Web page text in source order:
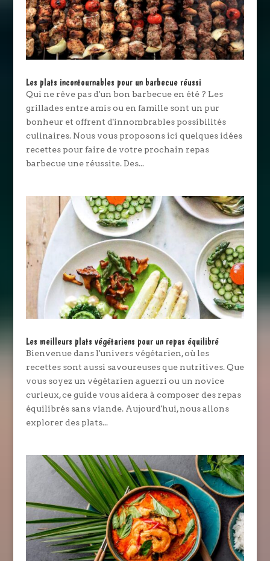
Les plats incontournables pour un barbecue réussi
Qui ne rêve pas d'un bon barbecue en été ? Les
grillades entre amis ou en famille sont un pur
bonheur et offrent d'innombrables possibilités
culinaires. Nous vous proposons ici quelques idées
recettes pour faire de votre prochain repas
barbecue une réussite. Des...
Les meilleurs plats végétariens pour un repas équilibré
Bienvenue dans l'univers végétarien, où les
recettes sont aussi savoureuses que nutritives. Que
vous soyez un végétarien aguerri ou un novice
curieux, ce guide vous aidera à composer des repas
équilibrés sans viande. Aujourd'hui, nous allons
explorer des plats...